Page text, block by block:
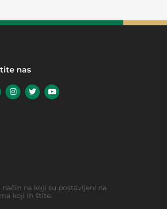
nas
način na koji su postavljeni na
koji ih štite.